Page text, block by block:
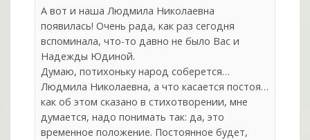
А вот и наша Людмила Николаевна
появилась! Очень рада, как раз сегодня
вспоминала, что-то давно не было Вас и
Надежды Юдиной.
Думаю, потихоньку народ соберется…
Людмила Николаевна, а что касается постоя…
как об этом сказано в стихотворении, мне
думается, надо понимать так: да, это
временное положение. Постоянное будет,